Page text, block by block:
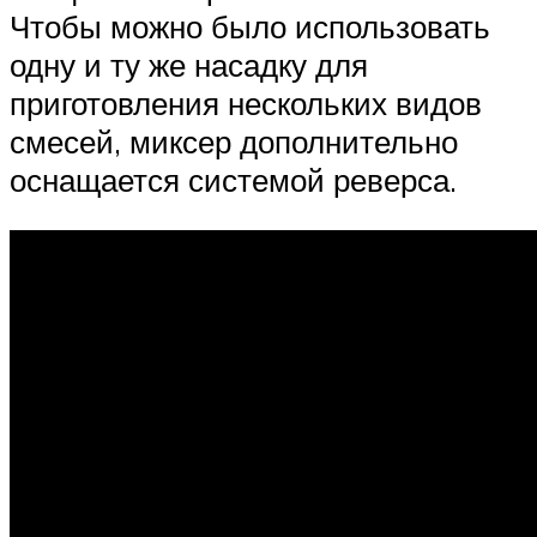
Чтобы можно было использовать
одну и ту же насадку для
приготовления нескольких видов
смесей, миксер дополнительно
оснащается системой реверса.